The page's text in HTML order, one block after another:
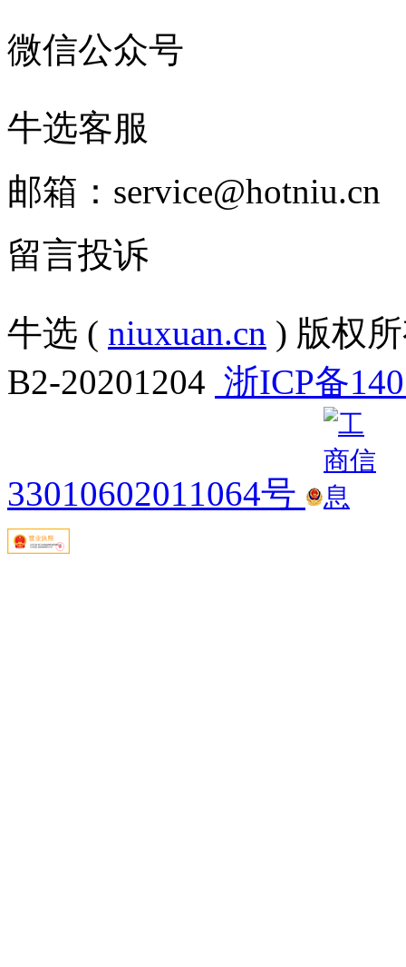
微信公众号
牛选客服
邮箱：service@hotniu.cn
留言投诉
牛选 ( niuxuan.cn ) 版权
B2-20201204 浙ICP备
33010602011064号